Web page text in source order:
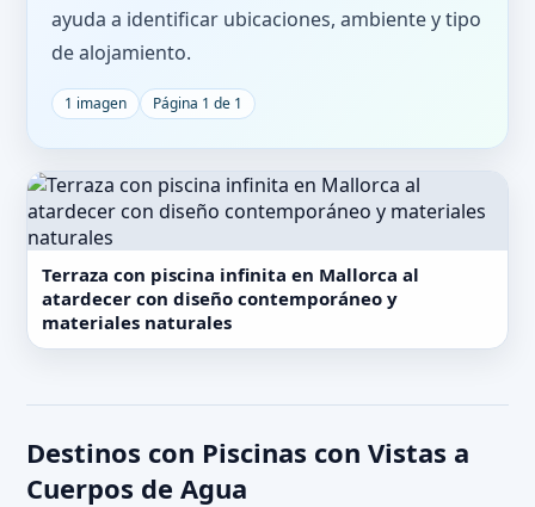
ayuda a identificar ubicaciones, ambiente y tipo
de alojamiento.
1 imagen Página 1 de 1
Terraza con piscina infinita en Mallorca al
atardecer con diseño contemporáneo y
materiales naturales
Destinos con Piscinas con Vistas a
Cuerpos de Agua